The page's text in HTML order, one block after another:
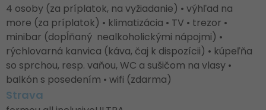
4 osoby (za príplatok, na vyžiadanie) • výhľad na
more (za príplatok) • klimatizácia • TV • trezor •
minibar (dopĺňaný nealkoholickými nápojmi) •
rýchlovarná kanvica (káva, čaj k dispozícii) • kúpeľňa
so sprchou, resp. vaňou, WC a sušičom na vlasy •
balkón s posedením • wifi (zdarma)
Strava